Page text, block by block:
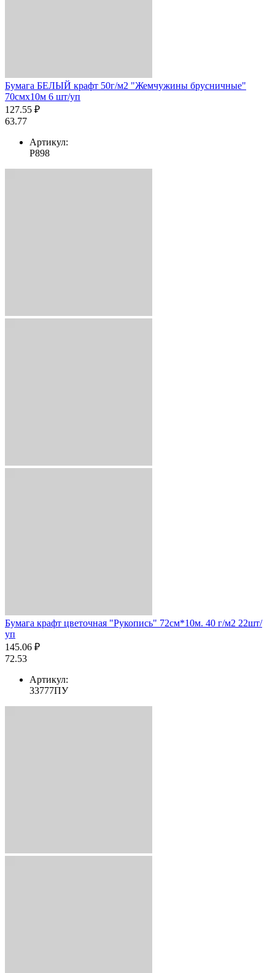
Бумага БЕЛЫЙ крафт 50г/м2 "Жемчужины брусничные"
70смх10м 6 шт/уп
127.55 ₽
63.77
Артикул:
Р898
Бумага крафт цветочная "Рукопись" 72см*10м. 40 г/м2 22шт/
уп
145.06 ₽
72.53
Артикул:
33777ПУ